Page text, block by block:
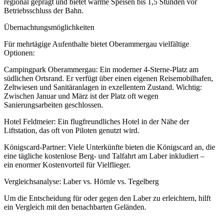
regional geprägt und bietet warme Speisen bis 1,5 Stunden vor
Betriebsschluss der Bahn.
Übernachtungsmöglichkeiten
Für mehrtägige Aufenthalte bietet Oberammergau vielfältige
Optionen:
Campingpark Oberammergau: Ein moderner 4-Sterne-Platz am
südlichen Ortsrand. Er verfügt über einen eigenen Reisemobilhafen,
Zeltwiesen und Sanitäranlagen in exzellentem Zustand. Wichtig:
Zwischen Januar und März ist der Platz oft wegen
Sanierungsarbeiten geschlossen.
Hotel Feldmeier: Ein flugfreundliches Hotel in der Nähe der
Liftstation, das oft von Piloten genutzt wird.
Königscard-Partner: Viele Unterkünfte bieten die Königscard an, die
eine tägliche kostenlose Berg- und Talfahrt am Laber inkludiert –
ein enormer Kostenvorteil für Vielflieger.
Vergleichsanalyse: Laber vs. Hörnle vs. Tegelberg
Um die Entscheidung für oder gegen den Laber zu erleichtern, hilft
ein Vergleich mit den benachbarten Geländen.